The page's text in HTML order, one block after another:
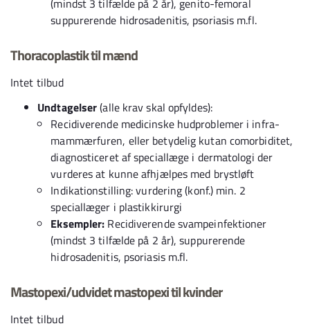
(mindst 3 tilfælde på 2 år), genito-femoral
suppurerende hidrosadenitis, psoriasis m.fl.
Thoracoplastik til mænd
Intet tilbud
Undtagelser(alle krav skal opfyldes):
Recidiverende medicinske hudproblemer i infra-
mammærfuren, eller betydelig kutan comorbiditet,
diagnosticeret af speciallæge i dermatologi der
vurderes at kunne afhjælpes med brystløft
Indikationstilling: vurdering (konf.) min. 2
speciallæger i plastikkirurgi
Eksempler: Recidiverende svampeinfektioner
(mindst 3 tilfælde på 2 år), suppurerende
hidrosadenitis, psoriasis m.fl.
Mastopexi/udvidet mastopexi til kvinder
Intet tilbud